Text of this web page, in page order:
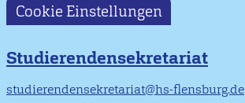
Cookie Einstellungen
Studierendensekretariat
studierendensekretariat@hs-flensburg.de